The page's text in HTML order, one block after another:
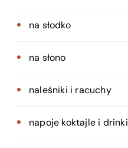
na słodko
na słono
naleśniki i racuchy
napoje koktajle i drinki